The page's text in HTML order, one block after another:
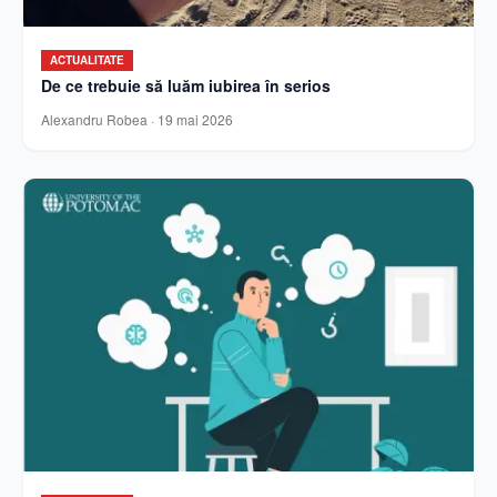
ACTUALITATE
De ce trebuie să luăm iubirea în serios
Alexandru Robea · 19 mai 2026